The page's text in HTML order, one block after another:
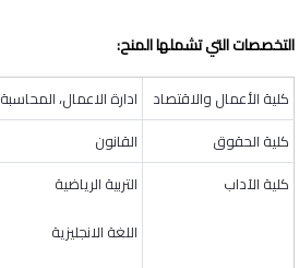
التخصصات التي تشملها المنح:
كلية الأعمال والاقتصاد ادارة الاعمال، المحاسبة
كلية الحقوق
القانون
كلية الآداب
التربية الرياضية
اللغة الانجليزية